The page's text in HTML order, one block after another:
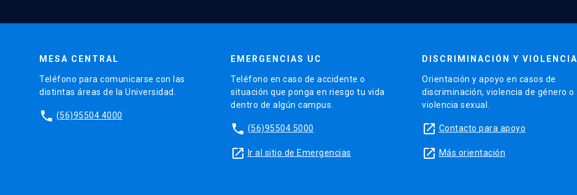
MESA CENTRAL
Teléfono para comunicarse con las
distintas áreas de la Universidad.
phone (56)95504 4000
EMERGENCIAS UC
Teléfono en caso de accidente o
situación que ponga en riesgo tu vida
dentro de algún campus.
phone (56)95504 5000
launch Ir al sitio de Emergencias
DISCRIMINACIÓN Y VIOLENCIA
Orientación y apoyo en casos de
discriminación, violencia de género o
violencia sexual.
launch Contacto para apoyo
launch Más orientación